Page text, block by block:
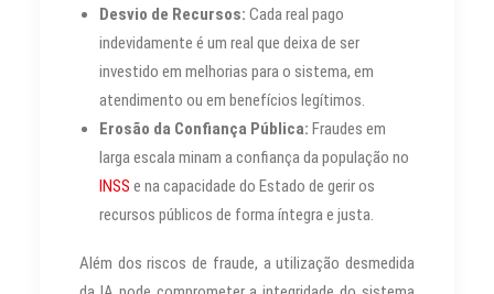
Desvio de Recursos: Cada real pago
indevidamente é um real que deixa de ser
investido em melhorias para o sistema, em
atendimento ou em benefícios legítimos.
Erosão da Confiança Pública: Fraudes em
larga escala minam a confiança da população no
INSS e na capacidade do Estado de gerir os
recursos públicos de forma íntegra e justa.
Além dos riscos de fraude, a utilização desmedida